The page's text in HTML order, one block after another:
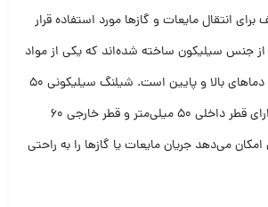
انتقال مایعات و گازها مورد استفاده قرار
جنس سیلیکون ساخته شده‌اند که یکی از مواد
مقاوم و با دوام در برابر دماهای بالا و پایین است. شیلنگ سیلیکونی 50
در 60 به طور معمول دارای قطر داخلی 50 میلی‌متر و قطر خارجی 60
می‌دهد جریان مایعات یا گازها را به راحتی